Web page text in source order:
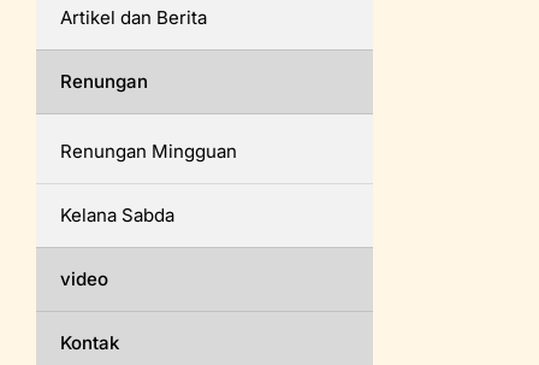
Artikel dan Berita
Renungan
Renungan Mingguan
Kelana Sabda
video
Kontak